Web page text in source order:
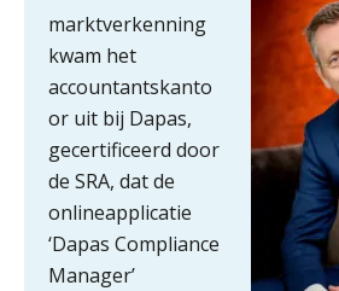
marktverkenning
kwam het
accountantskanto
or uit bij Dapas,
gecertificeerd door
de SRA, dat de
onlineapplicatie
‘Dapas Compliance
Manager’
ICT & AI |
bij gedrag”
Private equity